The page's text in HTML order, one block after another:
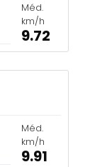
Méd.
km/h
9.72
Méd.
km/h
9.91